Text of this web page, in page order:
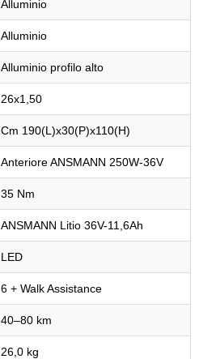
Alluminio
Alluminio
Alluminio profilo alto
26x1,50
Cm 190(L)x30(P)x110(H)
Anteriore ANSMANN 250W-36V
35 Nm
ANSMANN Litio 36V-11,6Ah
LED
6 + Walk Assistance
40–80 km
26,0 kg